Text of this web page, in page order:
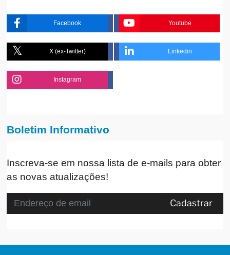
Facebook Youtube
X (ex-Twitter) Linkedin
Instagram
Boletim Informativo
Inscreva-se em nossa lista de e-mails para obter
as novas atualizações!
Cadastrar